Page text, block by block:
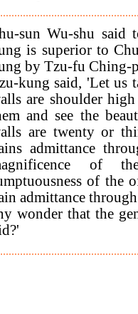
sun Wu-shu said
is superior to
by Tzu-fu Ching-
kung said, 'Let us
are shoulder
and see the
are twenty or
admittance
of
of the
admittance
wonder that the